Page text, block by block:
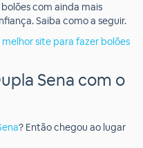
com ainda mais
Saiba como a seguir.
melhor site para fazer bolões
Sena com o
? Então chegou ao lugar